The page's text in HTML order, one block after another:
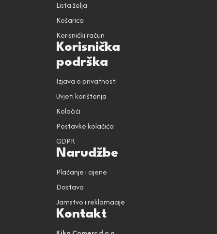
Lista želja
Košarica
Korisnički račun
Korisnička
podrška
Izjava o privatnosti
Uvjeti korištenja
Kolačići
Postavke kolačića
GDPR
Narudžbe
Plaćanje i cijene
Dostava
Jamstvo i reklamacije
Kontakt